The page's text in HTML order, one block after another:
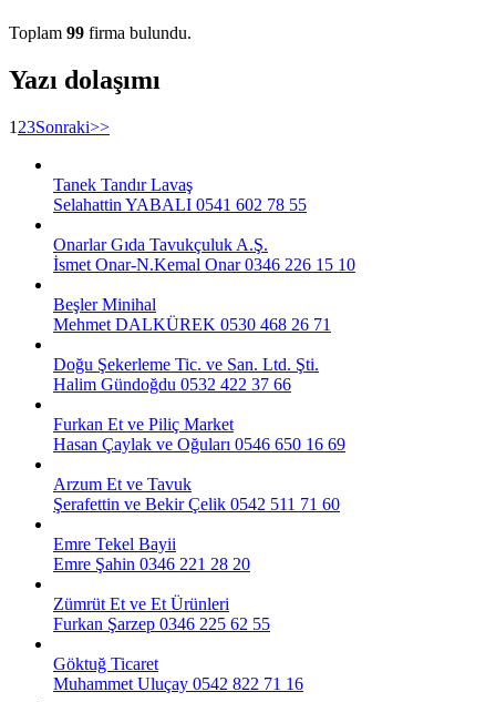
Toplam 99 firma bulundu.
Yazı dolaşımı
1 23Sonraki>>
Tanek Tandır Lavaş
Selahattin YABALI 0541 602 78 55
Onarlar Gıda Tavukçuluk A.Ş.
İsmet Onar-N.Kemal Onar 0346 226 15 10
Beşler Minihal
Mehmet DALKÜREK 0530 468 26 71
Doğu Şekerleme Tic. ve San. Ltd. Şti.
Halim Gündoğdu 0532 422 37 66
Furkan Et ve Piliç Market
Hasan Çaylak ve Oğuları 0546 650 16 69
Arzum Et ve Tavuk
Şerafettin ve Bekir Çelik 0542 511 71 60
Emre Tekel Bayii
Emre Şahin 0346 221 28 20
Zümrüt Et ve Et Ürünleri
Furkan Şarzep 0346 225 62 55
Göktuğ Ticaret
Muhammet Uluçay 0542 822 71 16